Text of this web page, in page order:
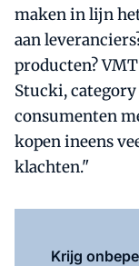
maken in lijn
aan
producten?
Stucki, category
consumenten
kopen ineens
klachten."
Krijg